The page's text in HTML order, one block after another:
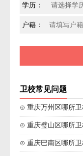
学历：
户籍：
卫校常见问题
⊙ 重庆万州区哪所
⊙ 重庆璧山区哪所
⊙ 重庆巴南区哪所